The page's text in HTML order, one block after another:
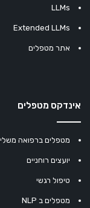
LLMs
Extended LLMs
אתר מטפלים
אינדקס מטפלים
מטפלים ברפואה
יועצים רוחניים
טיפול רגשי
מטפלים ב NLP